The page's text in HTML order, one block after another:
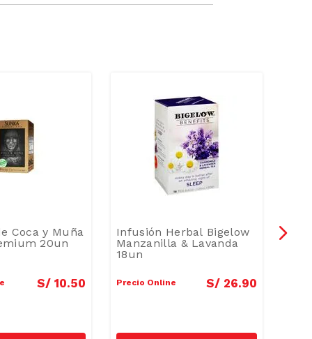
Coca y Muña
20un
S/ 10.50
Infusión Herbal Bigelow
Manzanilla & Lavanda
18un
Precio Online S/ 26.90